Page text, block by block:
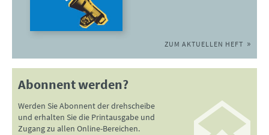
ZUM AKTUELLEN HEFT
Abonnent werden?
Werden Sie Abonnent der drehscheibe
und erhalten Sie die Printausgabe und
Zugang zu allen Online-Bereichen.